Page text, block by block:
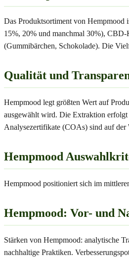
Das Produktsortiment von Hempmood
15%, 20% und manchmal 30%), CBD-
(Gummibärchen, Schokolade). Die
Qualität und
Hempmood legt größten Wert auf
ausgewählt wird. Die Extraktion erfolgt
Analysezertifikate (COAs) sind auf der
Hempmood
Hempmood positioniert sich im
Hempmood: Vor- und
Stärken von Hempmood: analytische
nachhaltige Praktiken.